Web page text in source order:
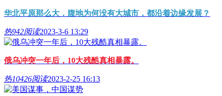
华北平原那么大，腹地为何没有大城市，都沿着边缘发展？
热942阅读2023-3-6 13:29
俄乌冲突一年后，10大残酷真相暴露。
热10426阅读2023-2-25 16:13